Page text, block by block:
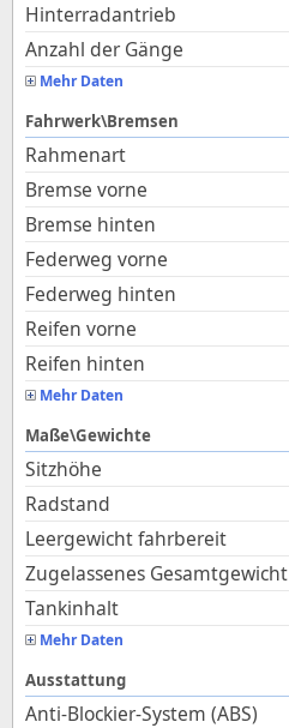
Hinterradantrieb
Anzahl der Gänge
Mehr Daten
Fahrwerk\Bremsen
Rahmenart
Bremse vorne
Bremse hinten
Federweg vorne
Federweg hinten
Reifen vorne
Reifen hinten
Mehr Daten
Maße\Gewichte
Sitzhöhe
Radstand
Leergewicht fahrbereit
Zugelassenes Gesamtgewicht
Tankinhalt
Mehr Daten
Ausstattung
Anti-Blockier-System (ABS)